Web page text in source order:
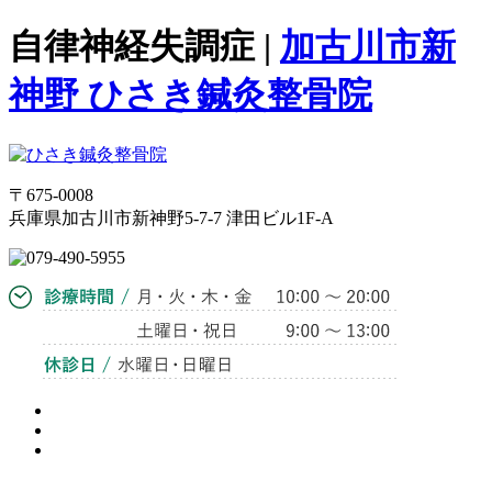
自律神経失調症 | 加古川市新
神野 ひさき鍼灸整骨院
〒675-0008
兵庫県加古川市新神野5-7-7 津田ビル1F-A